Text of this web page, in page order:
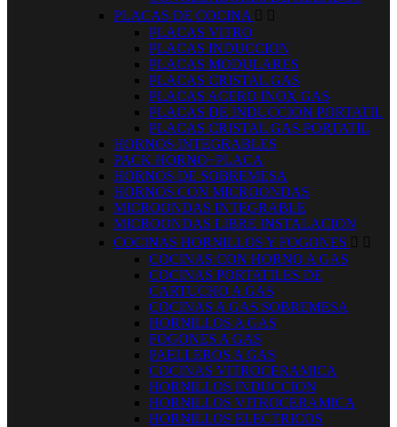
PLACAS DE COCINA  
PLACAS VITRO
PLACAS INDUCCION
PLACAS MODULARES
PLACAS CRISTAL GAS
PLACAS ACERO INOX GAS
PLACAS DE INDUCCION PORTATIL
PLACAS CRISTAL GAS PORTATIL
HORNOS INTEGRABLES
PACK HORNO+PLACA
HORNOS DE SOBREMESA
HORNOS CON MICROONDAS
MICROONDAS INTEGRABLE
MICROONDAS LIBRE INSTALACION
COCINAS HORNILLOS Y FOGONES  
COCINAS CON HORNO A GAS
COCINAS PORTATILES DE
CARTUCHO A GAS
COCINAS A GAS SOBREMESA
HORNILLOS A GAS
FOGONES A GAS
PAELLEROS A GAS
COCINAS VITROCERAMICA
HORNILLOS INDUCCION
HORNILLOS VITROCERAMICA
HORNILLOS ELECTRICOS